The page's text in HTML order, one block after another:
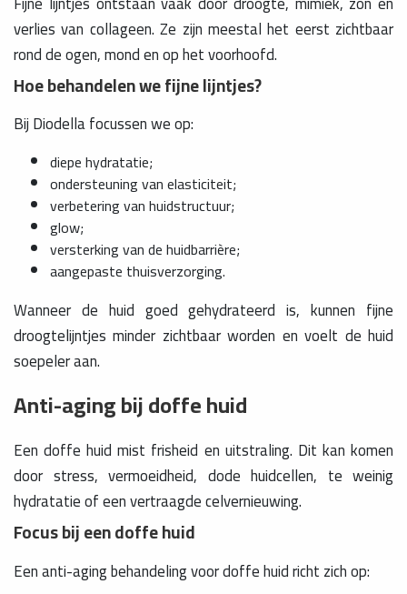
verlies van collageen. Ze zijn meestal het eerst zichtbaar
rond de ogen, mond en op het voorhoofd.
Hoe behandelen we fijne lijntjes?
Bij Diodella focussen we op:
diepe hydratatie;
ondersteuning van elasticiteit;
verbetering van huidstructuur;
glow;
versterking van de huidbarrière;
aangepaste thuisverzorging.
Wanneer de huid goed gehydrateerd is, kunnen fijne
droogtelijntjes minder zichtbaar worden en voelt de huid
soepeler aan.
Anti-aging bij doffe huid
Een doffe huid mist frisheid en uitstraling. Dit kan komen
door stress, vermoeidheid, dode huidcellen, te weinig
hydratatie of een vertraagde celvernieuwing.
Focus bij een doffe huid
Een anti-aging behandeling voor doffe huid richt zich op: